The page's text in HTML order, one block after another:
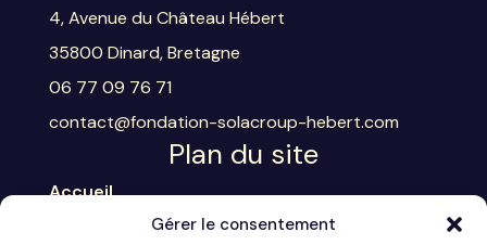
Gérer le consentement
4, Avenue du Château Hébert
35800 Dinard, Bretagne
06 77 09 76 71
contact@fondation-solacroup-hebert.com
Plan du site
Accueil
Nous connaître